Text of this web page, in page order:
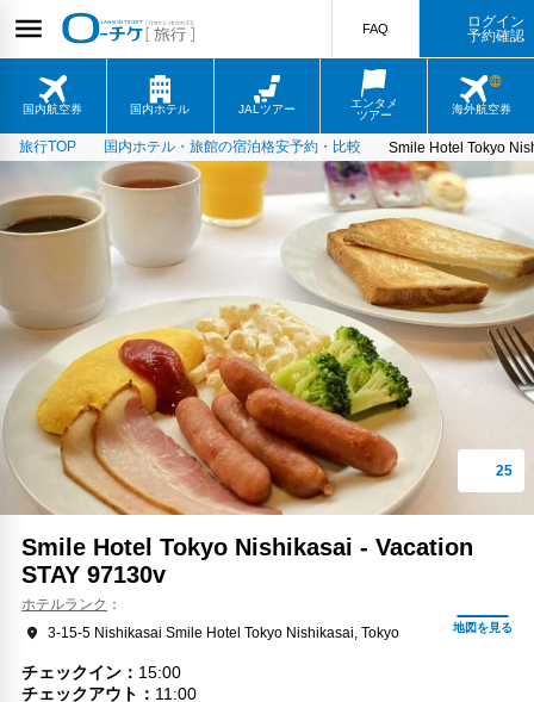
国内航空券 国内ホテル JALツアー
エンタメ
ツアー
海外航空券
FAQ
ログイン
予約確認
旅行TOP 国内ホテル・旅館の宿泊格安予約・比較 Smile Hotel Tokyo
Smile Hotel Tokyo Nishikasai - Vacation
STAY 97130v
ホテルランク
3-15-5 Nishikasai Smile Hotel Tokyo Nishikasai, Tokyo
チェックイン
15:00
チェックアウト
11:00